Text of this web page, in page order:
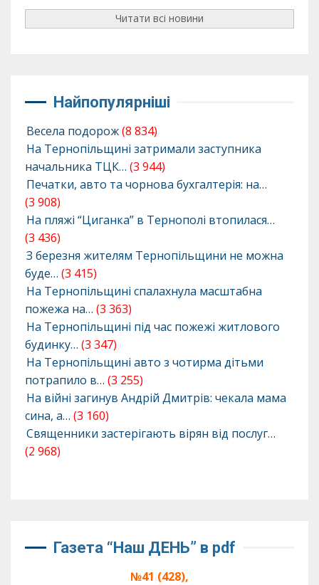
Читати всі новини
Найпопулярніші
Весела подорож(8 834)
На Тернопільщині затримали заступника
начальника ТЦК… (3 944)
Печатки, авто та чорнова бухгалтерія: на…
(3 908)
На пляжі “Циганка” в Тернополі втопилася…
(3 436)
З березня жителям Тернопільщини не можна
буде… (3 415)
На Тернопільщині спалахнула масштабна
пожежа на… (3 363)
На Тернопільщині під час пожежі житлового
будинку… (3 347)
На Тернопільщині авто з чотирма дітьми
потрапило в… (3 255)
На війні загинув Андрій Дмитрів: чекала мама
сина, а… (3 160)
Священники застерігають вірян від послуг…
(2 968)
Газета “Наш ДЕНЬ” в pdf
№41 (428),